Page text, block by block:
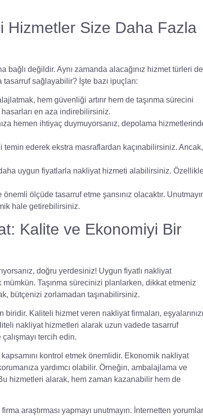
Hizmetler Size Daha Fazla
bağlı değildir. Aynı zamanda alacağınız hizmet türleri de
sağlayabilir? İşte bazı ipuçları:
hem güvenliği artırır hem de taşınma sürecini
hasarları en aza indirebilirsiniz.
hemen ihtiyaç duymuyorsanız, depolama
ederek ekstra masraflardan kaçınabilirsiniz. Ancak,
uygun fiyatlarla nakliyat hizmeti alabilirsiniz.
önemli ölçüde tasarruf etme şansınız olacaktır.
hale getirebilirsiniz.
Kalite ve Ekonomiyi Bir
doğru yerdesiniz! Uygun fiyatlı nakliyat
Taşınma sürecinizi planlarken, dikkat etmeniz
bütçenizi zorlamadan taşınabilirsiniz.
biridir. Kaliteli hizmet veren nakliyat firmaları, eşyalarınızı
nakliyat hizmetleri alarak uzun vadede tasarruf
tercih edin.
kontrol etmek önemlidir. Ekonomik nakliyat
yardımcı olabilir. Örneğin, ambalajlama ve
hizmetleri alarak, hem zaman kazanabilir hem de
araştırması yapmayı unutmayın. İnternetten